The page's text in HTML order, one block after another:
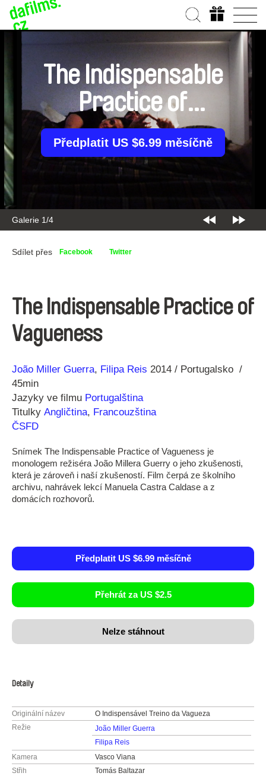
Galerie 2/4
The Indispensable
Practice of
Vagueness
Předplatit US $6.99 měsíčně
Sdílet přes Facebook Twitter
The Indispensable Practice of
Vagueness
Režie
João Miller Guerra Filipa Reis
Rok 2014
Portugalsko
45min
Jazyky ve filmu Portugalština
Titulky Angličtina, Francouzština
ČSFD
Snímek The Indispensable Practice of Vagueness je
monologem režiséra João Millera Guerry o jeho zkušenosti,
která je zároveň i naší zkušeností. Film čerpá ze školního
archivu, nahrávek lekcí Manuela Castra Caldase a z
domácích rozhovorů.
Předplatit US $6.99 měsíčně
Přehrát za US $2.5
Nelze stáhnout
Detaily
Originální název
O Indispensável Treino da Vagueza
Režie
João Miller Guerra
Filipa Reis
Kamera
Vasco Viana
Střih
Tomás Baltazar